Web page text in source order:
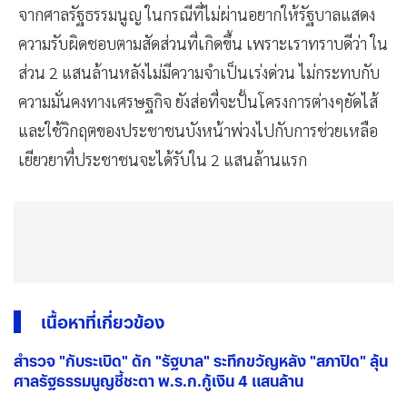
จากศาลรัฐธรรมนูญ ในกรณีที่ไม่ผ่านอยากให้รัฐบาลแสดง
ความรับผิดชอบตามสัดส่วนที่เกิดขึ้น เพราะเราทราบดีว่า ใน
ส่วน 2 แสนล้านหลังไม่มีความจำเป็นเร่งด่วน ไม่กระทบกับ
ความมั่นคงทางเศรษฐกิจ ยังส่อที่จะปั้นโครงการต่างๆยัดไส้
และใช้วิกฤตของประชาชนบังหน้าพ่วงไปกับการช่วยเหลือ
เยียวยาที่ประชาชนจะได้รับใน 2 แสนล้านแรก
เนื้อหาที่เกี่ยวข้อง
สำรวจ "กับระเบิด" ดัก "รัฐบาล" ระทึกขวัญหลัง "สภาปิด" ลุ้น
ศาลรัฐธรรมนูญชี้ชะตา พ.ร.ก.กู้เงิน 4 แสนล้าน